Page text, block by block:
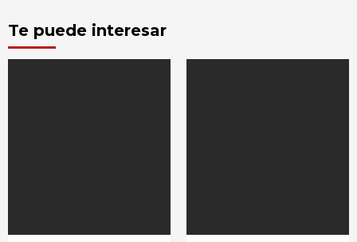
Te puede interesar